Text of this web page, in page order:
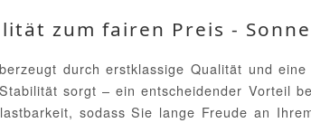
zum fairen Preis -
durch erstklassige Qualität und
sorgt – ein entscheidender Vorteil
sodass Sie lange Freude an